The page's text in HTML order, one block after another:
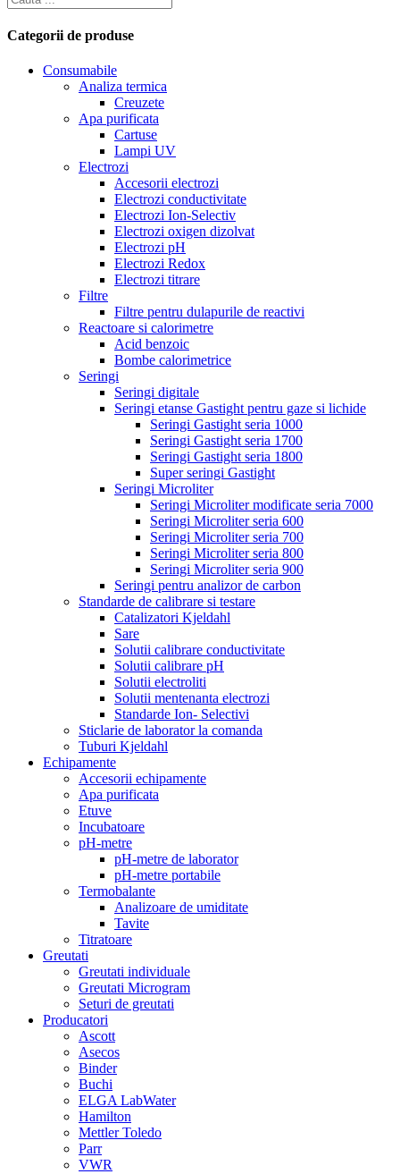
Categorii de produse
Consumabile
Analiza termica
Creuzete
Apa purificata
Cartuse
Lampi UV
Electrozi
Accesorii electrozi
Electrozi conductivitate
Electrozi Ion-Selectiv
Electrozi oxigen dizolvat
Electrozi pH
Electrozi Redox
Electrozi titrare
Filtre
Filtre pentru dulapurile de reactivi
Reactoare si calorimetre
Acid benzoic
Bombe calorimetrice
Seringi
Seringi digitale
Seringi etanse Gastight pentru gaze si lichide
Seringi Gastight seria 1000
Seringi Gastight seria 1700
Seringi Gastight seria 1800
Super seringi Gastight
Seringi Microliter
Seringi Microliter modificate seria 7000
Seringi Microliter seria 600
Seringi Microliter seria 700
Seringi Microliter seria 800
Seringi Microliter seria 900
Seringi pentru analizor de carbon
Standarde de calibrare si testare
Catalizatori Kjeldahl
Sare
Solutii calibrare conductivitate
Solutii calibrare pH
Solutii electroliti
Solutii mentenanta electrozi
Standarde Ion- Selectivi
Sticlarie de laborator la comanda
Tuburi Kjeldahl
Echipamente
Accesorii echipamente
Apa purificata
Etuve
Incubatoare
pH-metre
pH-metre de laborator
pH-metre portabile
Termobalante
Analizoare de umiditate
Tavite
Titratoare
Greutati
Greutati individuale
Greutati Microgram
Seturi de greutati
Producatori
Ascott
Asecos
Binder
Buchi
ELGA LabWater
Hamilton
Mettler Toledo
Parr
VWR